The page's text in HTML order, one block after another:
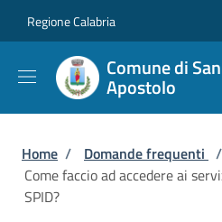
Regione Calabria
Comune di
Apostolo
Briciole di pane
Home / Domande frequenti /
Come faccio ad accedere ai
SPID?